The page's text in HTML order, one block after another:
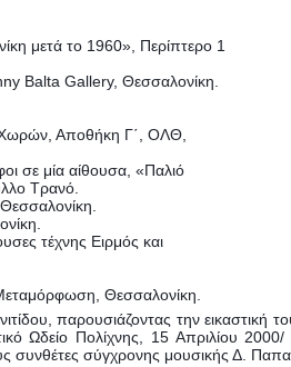
μετά το 1960», Περίπτερο 1
Balta Gallery, Θεσσαλονίκη.
Χωρών, Αποθήκη Γ΄, ΟΛΘ,
σε μία αίθουσα, «Παλιό
Τρανό.
τέχνης Ειρμός και
Θεσσαλονίκη.
παρουσιάζοντας την
Ωδείο Πολίχνης, 15 Απριλίου
συνθέτες σύγχρονης μουσικής Δ.